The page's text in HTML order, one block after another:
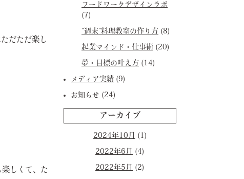
だただ楽し
しくて、た
フードワークデザインラボ
(7)
”週末”料理教室の作り方 (8)
起業マインド・仕事術 (20)
夢・目標の叶え方 (14)
メディア実績 (9)
お知らせ (24)
アーカイブ
2024年10月 (1)
2022年6月 (4)
2022年5月 (2)